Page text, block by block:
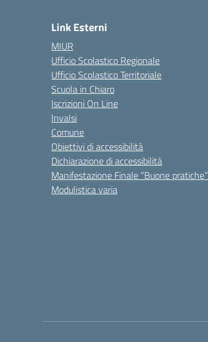
Link Esterni
MIUR
Ufficio Scolastico Regionale
Ufficio Scolastico Territoriale
Scuola in Chiaro
Iscrizioni On Line
Invalsi
Comune
Obiettivi di accessibilità
Dichiarazione di accessibilità
Manifestazione Finale “Buone pratiche”
Modulistica varia